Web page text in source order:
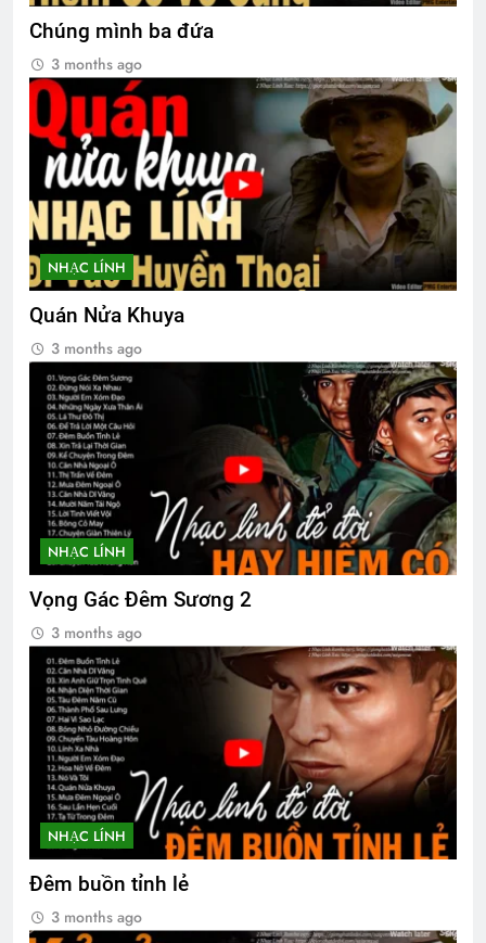
Chúng mình ba đứa
3 months ago
NHẠC LÍNH
Quán Nửa Khuya
3 months ago
NHẠC LÍNH
Vọng Gác Đêm Sương 2
3 months ago
NHẠC LÍNH
Đêm buồn tỉnh lẻ
3 months ago